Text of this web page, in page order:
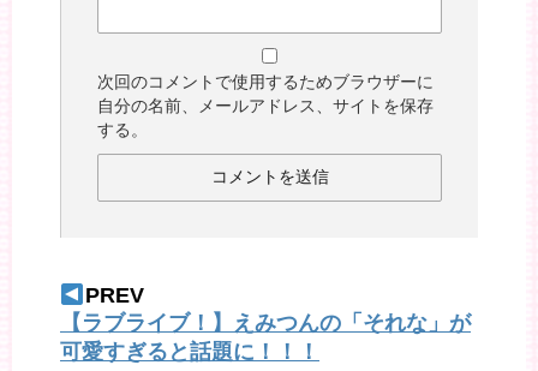
次回のコメントで使用するためブラウザーに
自分の名前、メールアドレス、サイトを保存
する。
PREV
【ラブライブ！】えみつんの「それな」が
可愛すぎると話題に！！！